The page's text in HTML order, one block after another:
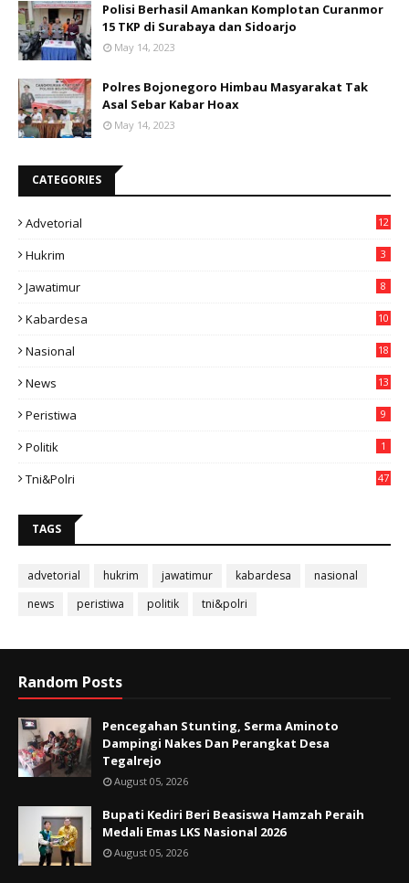
Polisi Berhasil Amankan Komplotan Curanmor
15 TKP di Surabaya dan Sidoarjo
May 14, 2023
Polres Bojonegoro Himbau Masyarakat Tak
Asal Sebar Kabar Hoax
May 14, 2023
CATEGORIES
Advetorial 12
Hukrim 3
Jawatimur 8
Kabardesa
10
Nasional
18
News
13
Peristiwa 9
Politik 1
Tni&polri 47
TAGS
advetorial hukrim jawatimur kabardesa
nasional
news
peristiwa politik tni&polri
Random Posts
Pencegahan Stunting, Serma Aminoto
Dampingi Nakes Dan Perangkat Desa
Tegalrejo
August 05, 2026
Bupati Kediri Beri Beasiswa Hamzah Peraih
Medali Emas LKS Nasional 2026
August 05, 2026